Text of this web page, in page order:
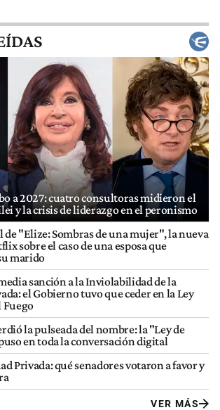
a 2027: cuatro consultoras midieron el
y la crisis de liderazgo en el peronismo
"Elize: Sombras de una mujer", la nueva
sobre el caso de una esposa que
marido
sanción a la Inviolabilidad de la
el Gobierno tuvo que ceder en la Ley
Fuego
la pulseada del nombre: la "Ley de
en toda la conversación digital
Privada: qué senadores votaron a favor y
VER MÁS